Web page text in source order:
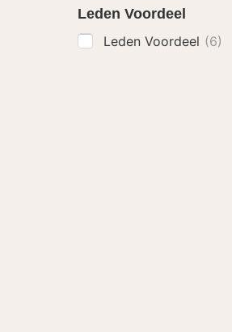
Leden Voordeel
Leden Voordeel (6)